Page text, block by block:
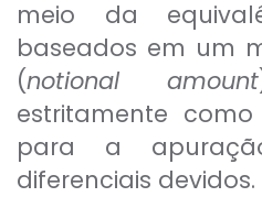
meio da
baseados em um
(notional amount
estritamente
para a
diferenciais devidos.